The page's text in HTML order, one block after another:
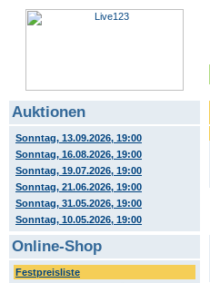
Auktionen
Sonntag, 13.09.2026, 19:00
Sonntag, 16.08.2026, 19:00
Sonntag, 19.07.2026, 19:00
Sonntag, 21.06.2026, 19:00
Sonntag, 31.05.2026, 19:00
Sonntag, 10.05.2026, 19:00
Online-Shop
Festpreisliste